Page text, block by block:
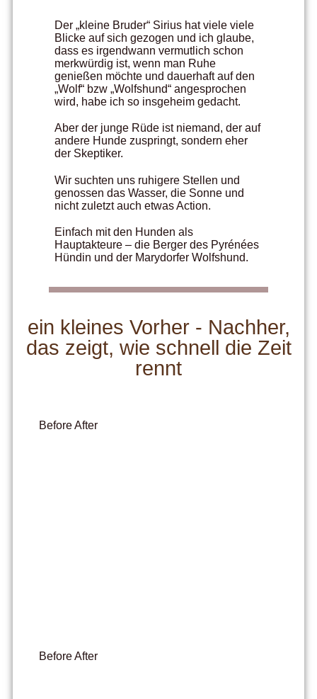
Der „kleine Bruder“ Sirius hat viele viele
Blicke auf sich gezogen und ich glaube,
dass es irgendwann vermutlich schon
merkwürdig ist, wenn man Ruhe
genießen möchte und dauerhaft auf den
„Wolf“ bzw „Wolfshund“ angesprochen
wird, habe ich so insgeheim gedacht.
Aber der junge Rüde ist niemand, der auf
andere Hunde zuspringt, sondern eher
der Skeptiker.
Wir suchten uns ruhigere Stellen und
genossen das Wasser, die Sonne und
nicht zuletzt auch etwas Action.
Einfach mit den Hunden als
Hauptakteure – die Berger des Pyrénées
Hündin und der Marydorfer Wolfshund.
ein kleines Vorher - Nachher,
das zeigt, wie schnell die Zeit
rennt
BeforeAfter
BeforeAfter